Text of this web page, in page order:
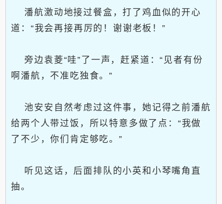
潘航激动地接过餐盒，打了鸡血似的开心
道：“我会再接再厉的！谢谢老板！”
旁边袁菱“哇”了一声，赶紧道：“见者有份
啊潘航，不准吃独食。”
池安安自然考虑过这件事，她记得之前潘航
给两个人带过饭，所以特意多做了点：“我做
了不少，你们肯定够吃。”
听见这话，后面排队的小英和小琴嘴角直
抽。